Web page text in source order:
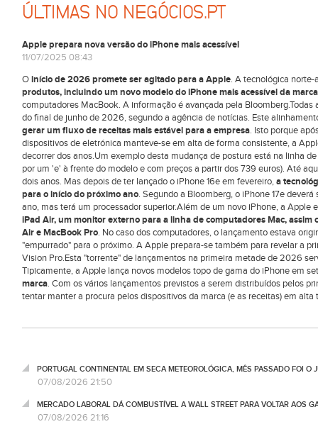
ÚLTIMAS NO NEGÓCIOS.PT
Apple prepara nova versão do iPhone mais acessível
11/07/2025 08:43
Oinício de 2026 promete ser agitado para a Apple. A tecnológica
produtos, incluindo um novo modelo do iPhone mais acessível da marca
computadores MacBook. A informação é avançada pela
do final de junho de 2026, segundo a agência de notícias. Este
gerar um fluxo de receitas mais estável para a empresa. Isto porque
dispositivos de eletrónica manteve-se em alta de forma consistente, a
decorrer dos anos.Um exemplo desta mudança de postura está na linha
por um 'e' à frente do modelo e com preços a partir dos 739 euros). Até
dois anos. Mas depois de ter lançado o iPhone 16e em fevereiro,a
para o início do próximo ano. Segundo a Bloomberg, o iPhone 17e
ano, mas terá um processador superior.Além de um novo iPhone, a Apple
iPad Air, um monitor externo para a linha de computadores Mac,
Air e MacBook Pro. No caso dos computadores, o lançamento estava
"empurrado" para o próximo. A Apple prepara-se também para revelar a
Vision Pro.Esta "torrente" de lançamentos na primeira metade de 2026
Tipicamente, a Apple lança novos modelos topo de gama do iPhone em
marca. Com os vários lançamentos previstos a serem distribuídos pelos
tentar manter a procura pelos dispositivos da marca (e as receitas) em alta
PORTUGAL CONTINENTAL EM SECA METEOROLÓGICA, MÊS PASSADO FOI O
07/08/2026 21:50
MERCADO LABORAL DÁ COMBUSTÍVEL A WALL STREET PARA VOLTAR AOS
07/08/2026 21:16